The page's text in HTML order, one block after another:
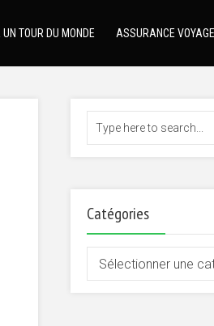
UN TOUR DU MONDE ASSURANCE VOYAGE
Catégories